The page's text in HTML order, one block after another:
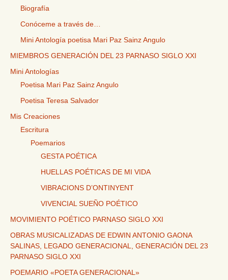
Biografía
Conóceme a través de…
Mini Antología poetisa Mari Paz Sainz Angulo
MIEMBROS GENERACIÓN DEL 23 PARNASO SIGLO XXI
Mini Antologías
Poetisa Mari Paz Sainz Angulo
Poetisa Teresa Salvador
Mis Creaciones
Escritura
Poemarios
GESTA POÉTICA
HUELLAS POÉTICAS DE MI VIDA
VIBRACIONS D’ONTINYENT
VIVENCIAL SUEÑO POÉTICO
MOVIMIENTO POÉTICO PARNASO SIGLO XXI
OBRAS MUSICALIZADAS DE EDWIN ANTONIO GAONA
SALINAS, LEGADO GENERACIONAL, GENERACIÓN DEL 23
PARNASO SIGLO XXI
POEMARIO «POETA GENERACIONAL»